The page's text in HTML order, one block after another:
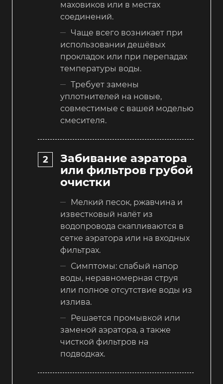
маховиков или в местах
соединений.
Чаще всего возникает при
использовании дешёвых
прокладок или при перепадах
температуры воды.
Требует замены
уплотнителей на новые,
совместимые с вашей моделью
смесителя.
Забивание аэратора
или фильтров грубой
очистки
Мелкий песок, ржавчина и
известковый налёт из
водопровода скапливаются в
сетке аэратора или на входных
фильтрах.
Симптомы: слабый напор
воды, неравномерная струя
или полное отсутствие воды из
излива.
Решается промывкой или
заменой аэратора, а также
чисткой фильтров на
подводках.